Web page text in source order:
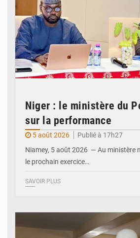
Niger : le ministère du
sur la performance
5 août 2026
Publié à 17h27
Niamey, 5 août 2026 — Au ministère
le prochain exercice…
SAVOIR PLUS